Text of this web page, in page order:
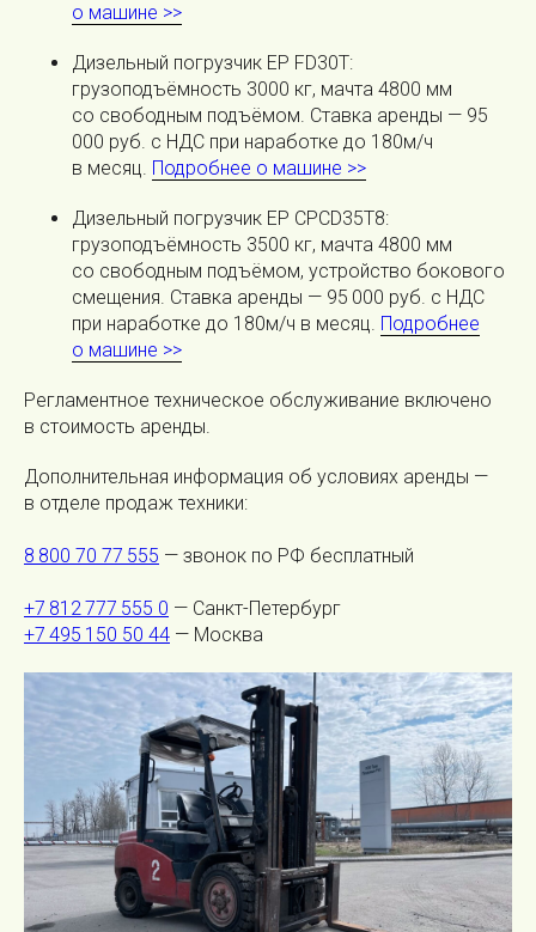
о машине >>
Дизельный погрузчик EP FD30T:
грузоподъёмность 3000 кг, мачта 4800 мм
со свободным подъёмом. Ставка аренды — 95
000 руб. с НДС при наработке до 180м/ч
в месяц. Подробнее о машине >>
Дизельный погрузчик EP CPCD35T8:
грузоподъёмность 3500 кг, мачта 4800 мм
со свободным подъёмом, устройство бокового
смещения. Ставка аренды — 95 000 руб. с НДС
при наработке до 180м/ч в месяц. Подробнее
о машине >>
Регламентное техническое обслуживание включено
в стоимость аренды.
Дополнительная информация об условиях аренды —
в отделе продаж техники:
8 800 70 77 555 — звонок по РФ бесплатный
+7 812 777 555 0 — Санкт-Петербург
+7 495 150 50 44 — Москва